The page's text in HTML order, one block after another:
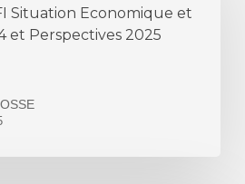
Situation Economique et
et Perspectives 2025